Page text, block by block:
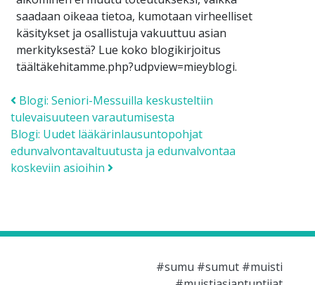
saadaan oikeaa tietoa, kumotaan virheelliset
käsitykset ja osallistuja vakuuttuu asian
merkityksestä? Lue koko blogikirjoitus
täältäkehitamme.php?udpview=mieyblogi.
Post navigation
Blogi: Seniori-Messuilla keskusteltiin
tulevaisuuteen varautumisesta
Blogi: Uudet lääkärinlausuntopohjat
edunvalvontavaltuutusta ja edunvalvontaa
koskeviin asioihin
#sumu #sumut #muisti